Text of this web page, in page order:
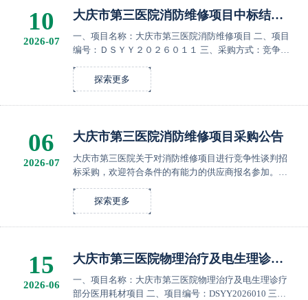
10
2026-07
大庆市第三医院消防维修项目中标结果
公告
一、项目名称：大庆市第三医院消防维修项目 二、项目
编号：ＤＳＹＹ２０２６０１１ 三、采购方式：竞争性
司。 五、公告期限： 自本公告发布之日起１个工作日...
探索更多
06
2026-07
大庆市第三医院消防维修项目采购公告
大庆市第三医院关于对消防维修项目进行竞争性谈判招
标采购，欢迎符合条件的有能力的供应商报名参加。
编号：ＤＳＹＹ２０２６０１１ 三、采购方式：院内竞
争性...
探索更多
15
2026-06
大庆市第三医院物理治疗及电生理诊疗
部分医用耗材项目中标结果公告
一、项目名称：大庆市第三医院物理治疗及电生理诊疗
部分医用耗材项目 二、项目编号：DSYY2026010 三、